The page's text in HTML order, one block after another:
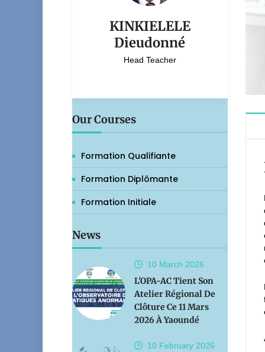
KINKIELELE
Dieudonné
Head Teacher
Our Courses
Formation Qualifiante
Formation Diplômante
Formation Initiale
News
10 March 2026
L'OPA-AC Tient Son
Atelier Régional De
Clôture Ce 11 Mars
2026 À Yaoundé
10 February 2026